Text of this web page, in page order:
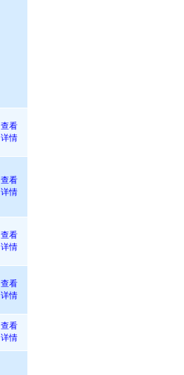
查看
详情
查看
详情
查看
详情
查看
详情
查看
详情